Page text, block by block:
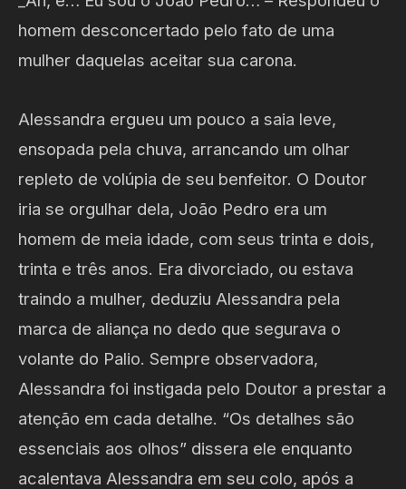
homem desconcertado pelo fato de uma
mulher daquelas aceitar sua carona.
Alessandra ergueu um pouco a saia leve,
ensopada pela chuva, arrancando um olhar
repleto de volúpia de seu benfeitor. O Doutor
iria se orgulhar dela, João Pedro era um
homem de meia idade, com seus trinta e dois,
trinta e três anos. Era divorciado, ou estava
traindo a mulher, deduziu Alessandra pela
marca de aliança no dedo que segurava o
volante do Palio. Sempre observadora,
Alessandra foi instigada pelo Doutor a prestar a
atenção em cada detalhe. “Os detalhes são
essenciais aos olhos” dissera ele enquanto
acalentava Alessandra em seu colo, após a